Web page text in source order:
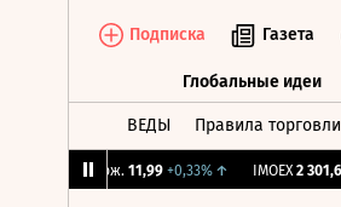
Подписка Газета
Глобальные идеи
ВЕДЫ Правила торговли
CNY Бирж. 11,99 +0,33%↑ IMOEX 2 301,65